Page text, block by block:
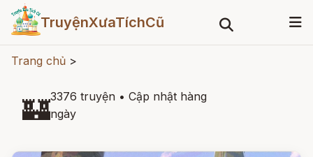
TruyệnXưaTíchCũ
Trang chủ >
🏰3376 truyện • Cập nhật hàng
ngày